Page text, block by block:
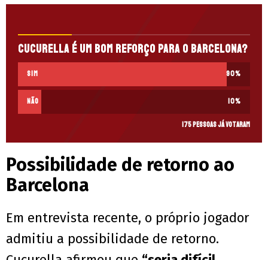
Cucurella é um bom reforço para o Barcelona?
Sim 90%
Não 10%
175 pessoas já votaram
Possibilidade de retorno ao
Barcelona
Em entrevista recente, o próprio jogador
admitiu a possibilidade de retorno.